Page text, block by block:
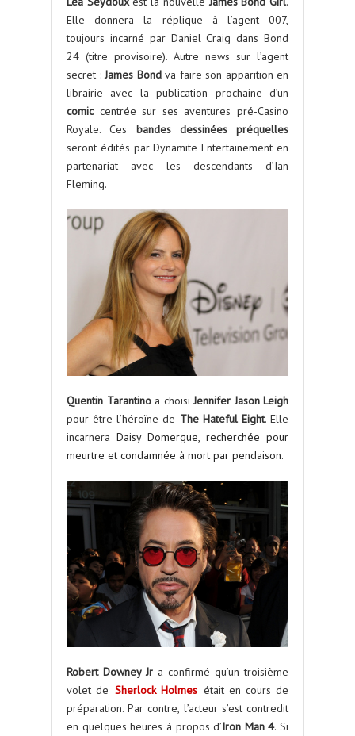
Elle donnera la réplique à l’agent 007,
toujours incarné par Daniel Craig dans Bond
24 (titre provisoire). Autre news sur l’agent
secret : James Bondva faire son apparition en
librairie avec la publication prochaine d’un
comiccentrée sur ses aventures pré-Casino
Royale. Ces bandes dessinées préquelles
seront édités par Dynamite Entertainement en
partenariat avec les descendants d’Ian
Fleming.
Quentin Tarantinoa choisi Jennifer Jason Leigh
pour être l’héroïne de The Hateful Eight. Elle
incarnera Daisy Domergue, recherchée pour
meurtre et condamnée à mort par pendaison.
Robert Downey Jr a confirmé qu’un troisième
volet de Sherlock Holmes était en cours de
préparation. Par contre, l’acteur s’est contredit
en quelques heures à propos d’Iron Man 4. Si